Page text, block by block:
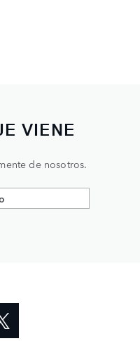
VIENE
de nosotros.